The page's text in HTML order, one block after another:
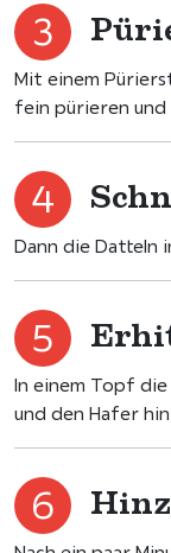
Mit einem
fein pürieren und
Dann die Datteln
In einem Topf
und den Hafer